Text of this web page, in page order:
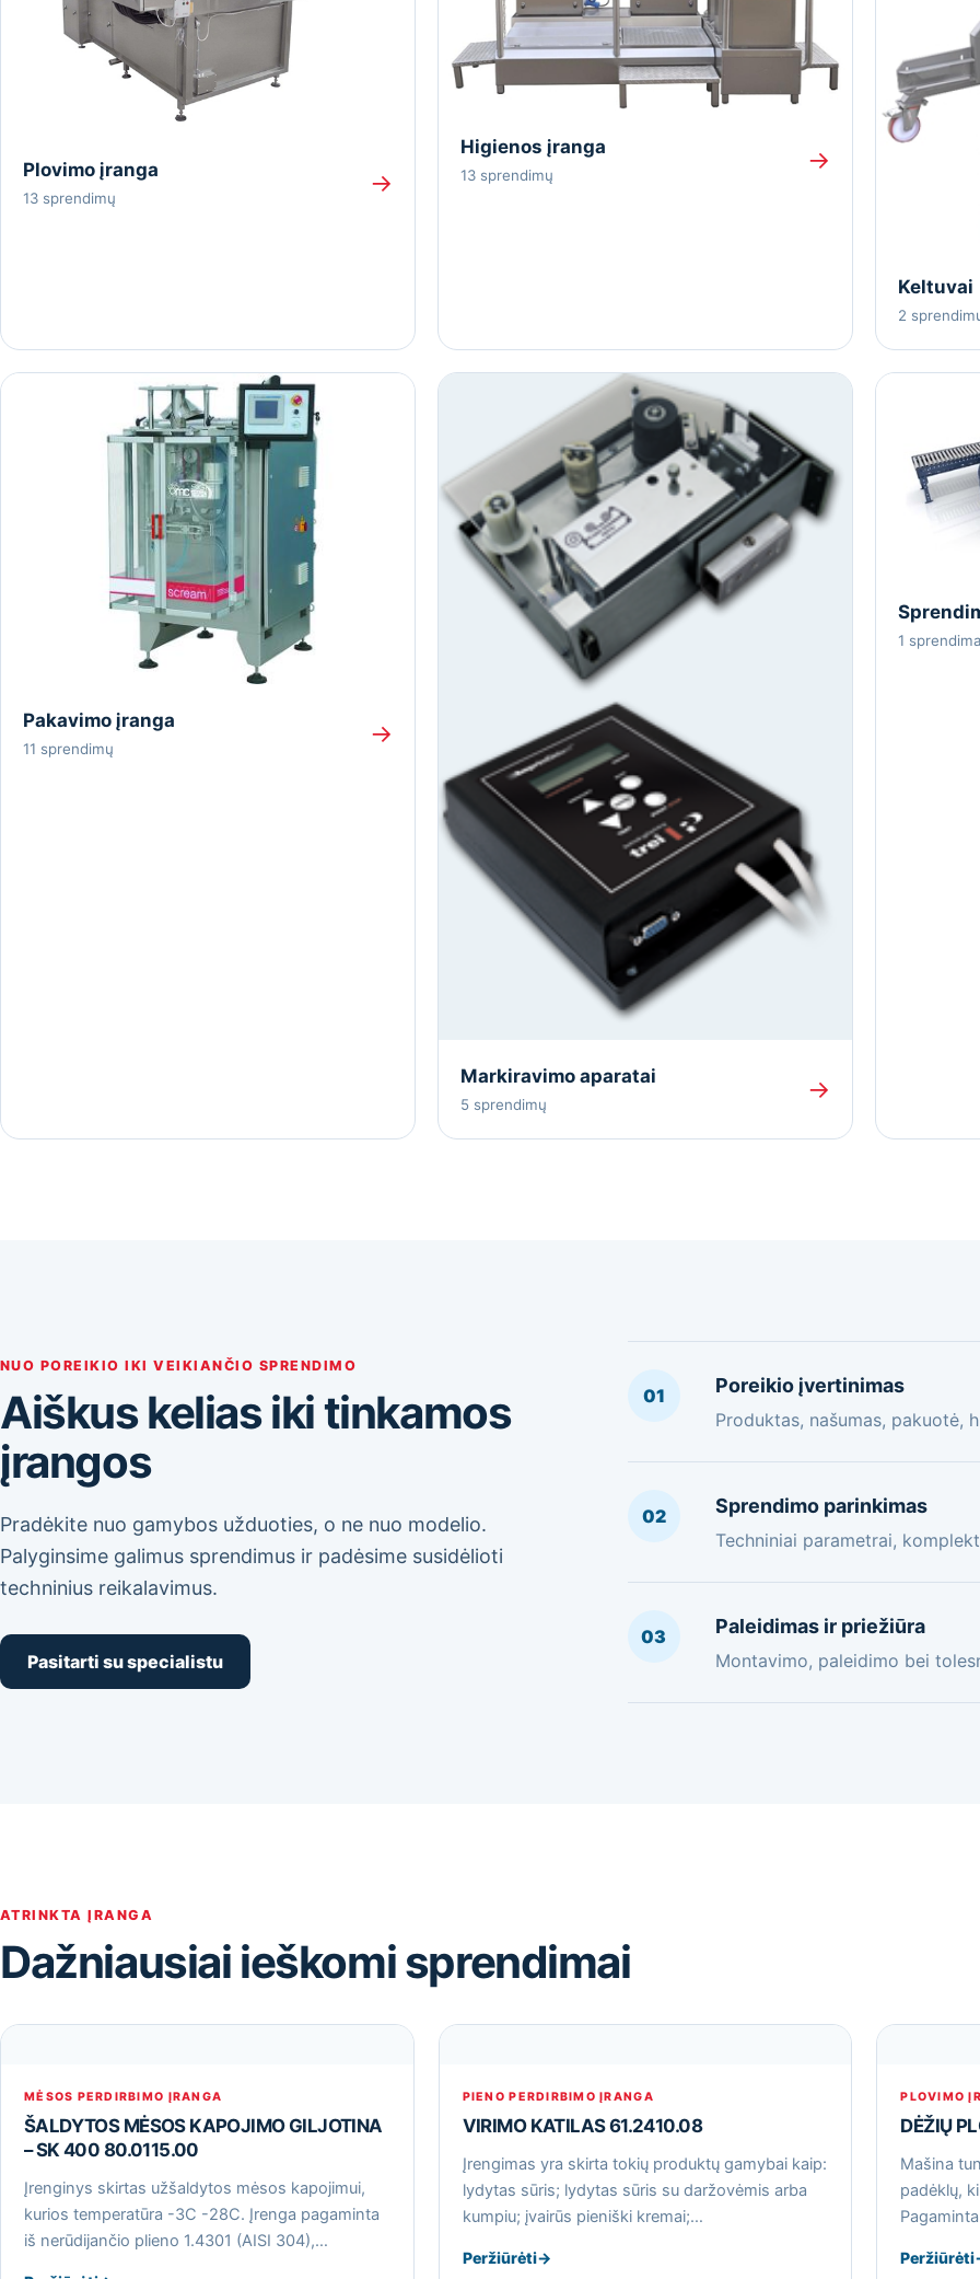
Plovimo įranga
13 sprendimų
→
Higienos įranga
13 sprendimų
→
Keltuvai
2
Pakavimo įranga
11 sprendimų
→
Markiravimo aparatai
5 sprendimų
→
1
NUO POREIKIO IKI VEIKIANČIO SPRENDIMO
Aiškus kelias iki tinkamos
įrangos
Pradėkite nuo gamybos užduoties, o ne nuo modelio.
Palyginsime galimus sprendimus ir padėsime susidėlioti
techninius reikalavimus.
Pasitarti su specialistu
01 Poreikio įvertinimas
Produktas, našumas, pakuotė,
02 Sprendimo parinkimas
Techniniai parametrai,
03 Paleidimas ir priežiūra
Montavimo, paleidimo bei
ATRINKTA ĮRANGA
Dažniausiai ieškomi sprendimai
MĖSOS PERDIRBIMO ĮRANGA
ŠALDYTOS MĖSOS KAPOJIMO GILJOTINA
– SK 400 80.0115.00
Įrenginys skirtas užšaldytos mėsos kapojimui,
kurios temperatūra -3С -28С. Įrenga pagaminta
iš nerūdijančio plieno 1.4301 (AISI 304),…
PIENO PERDIRBIMO ĮRANGA
VIRIMO KATILAS 61.2410.08
Įrengimas yra skirta tokių produktų gamybai kaip:
lydytas sūris; lydytas sūris su daržovėmis arba
kumpiu; įvairūs pieniški kremai;…
Peržiūrėti→
PLOVIMO
DĖŽIŲ
Mašina
padėklų,
Peržiūrėti